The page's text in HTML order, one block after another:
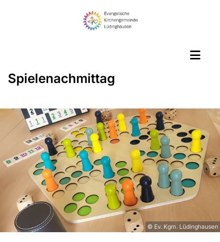
Spielenachmittag
© Ev. Kgm. Lüdinghausen